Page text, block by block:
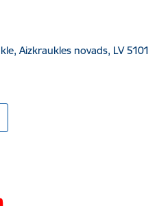
Aizkraukles novads, LV 5101